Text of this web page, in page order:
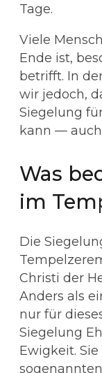
Tage.
Viele
Ende ist,
betrifft. In
wir jedoch,
Siegelung
kann —
Was
im
Die
Christi der
Anders als
nur für
Siegelung
Ewigkeit.